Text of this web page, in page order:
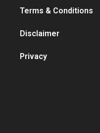
Terms & Conditions
Disclaimer
Privacy